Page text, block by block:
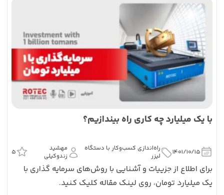
با یک میلیارد چه کاری راه بیندازیم؟
1401/10/15
راه‌اندازی کسب‌و‌کار با دستگاه
لیزر
مهشید
زندوکیلی
5
برای اطلاع از جزییات و آشنایی با روش‌های سرمایه گذاری با
یک میلیارد تومان، روی لینک مقاله کلیک کنید.